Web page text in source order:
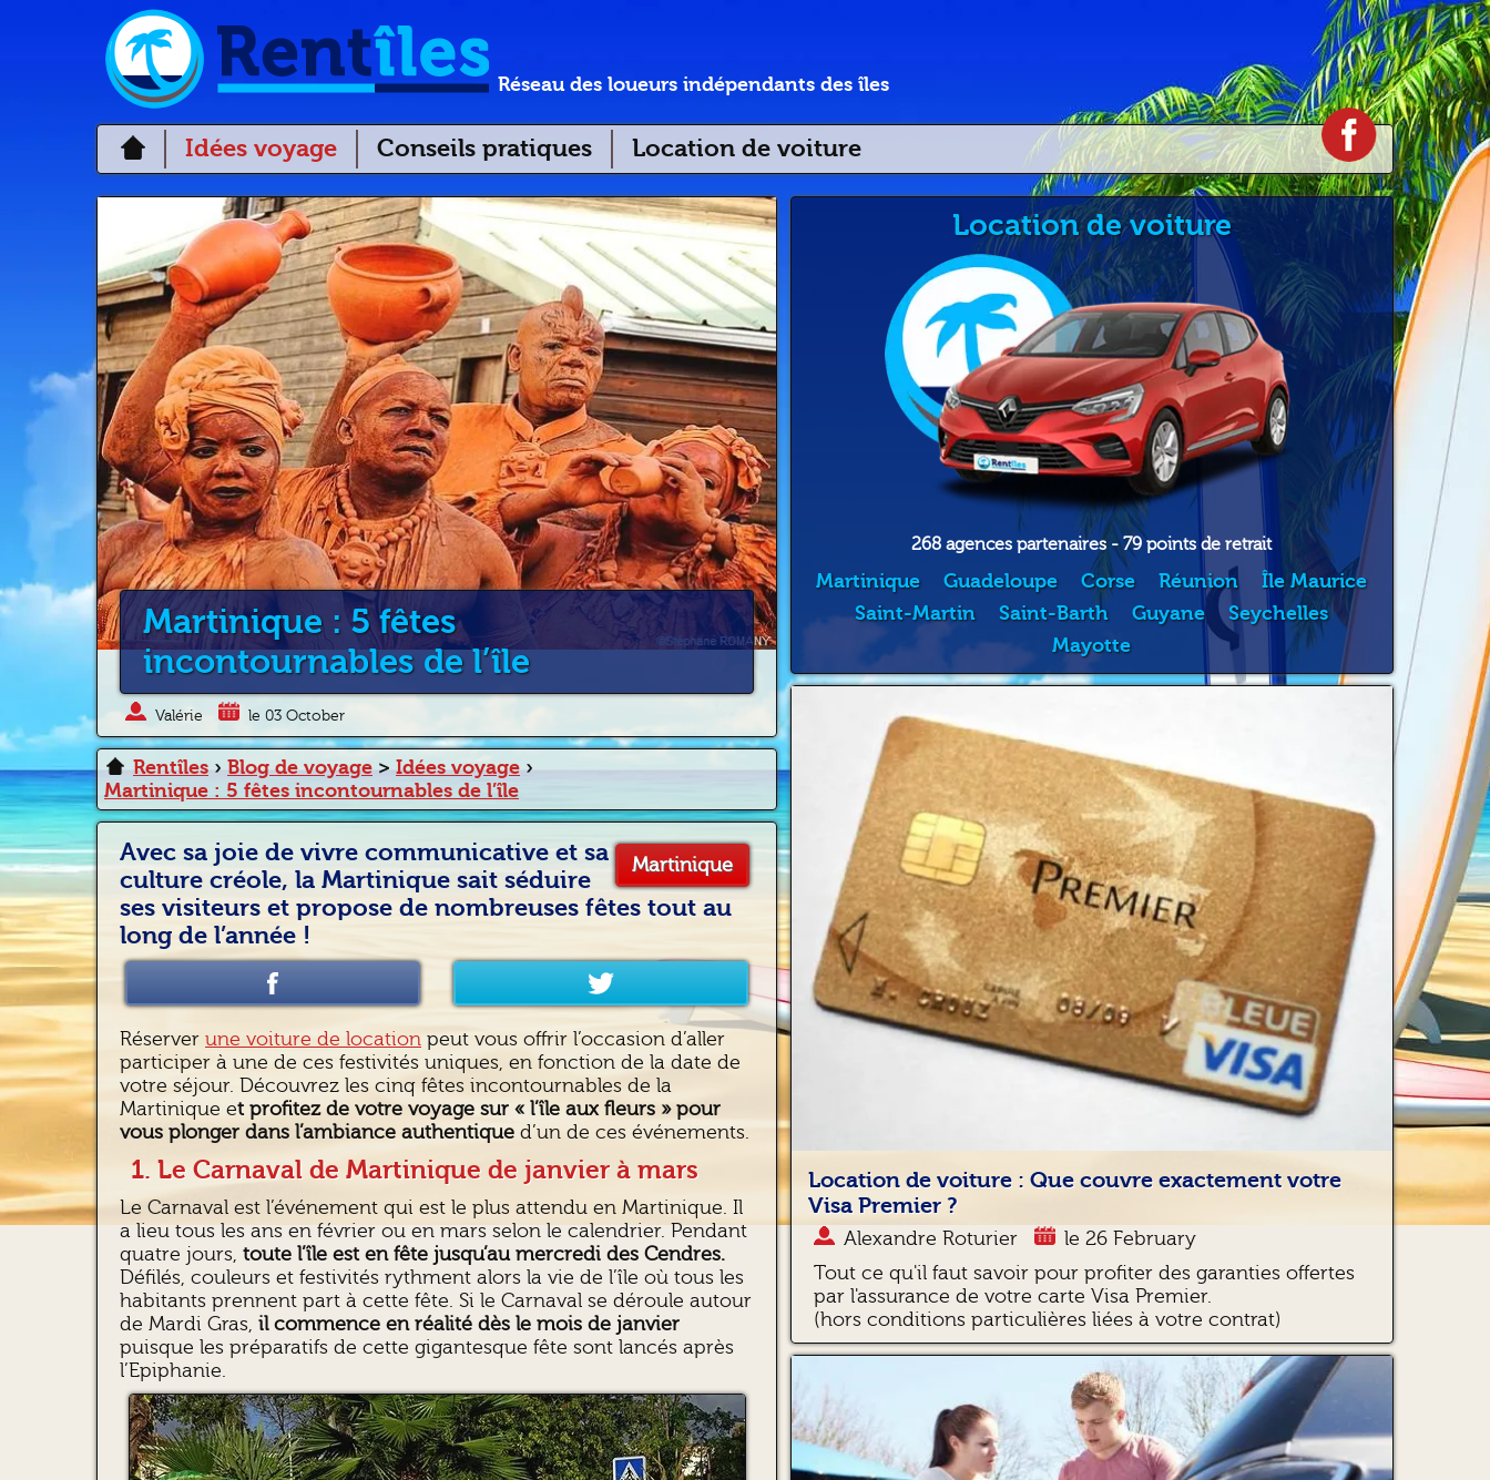
Réseau des loueurs indépendants des îles
Idées voyage Conseils pratiques Location de voiture
Martinique : 5 fêtes
incontournables de l’île
Valérie le 03 October
Rentîles › Blog de voyage> Idées voyage›
Martinique : 5 fêtes incontournables de l’île
Martinique
Avec sa joie de vivre communicative et sa
culture créole, la Martinique sait séduire
ses visiteurs et propose de nombreuses fêtes tout au
long de l’année !
Réserver une voiture de location peut vous offrir l’occasion d’aller
participer à une de ces festivités uniques, en fonction de la date de
votre séjour. Découvrez les cinq fêtes incontournables de la
Martinique et profitez de votre voyage sur « l’île aux fleurs » pour
vous plonger dans l’ambiance authentique d’un de ces événements.
1. Le Carnaval de Martinique de janvier à mars
Le Carnaval est l’événement qui est le plus attendu en Martinique. Il
a lieu tous les ans en février ou en mars selon le calendrier. Pendant
quatre jours, toute l’île est en fête jusqu’au mercredi des Cendres.
Défilés, couleurs et festivités rythment alors la vie de l’île où tous les
habitants prennent part à cette fête. Si le Carnaval se déroule autour
de Mardi Gras, il commence en réalité dès le mois de janvier
puisque les préparatifs de cette gigantesque fête sont lancés après
l’Epiphanie.
Location de voiture
268 agences partenaires - 79 points de retrait
Martinique Guadeloupe Corse Réunion
Île Maurice
Saint-Martin
Saint-Barth Guyane
Seychelles
Mayotte
Location de voiture : Que couvre exactement votre
Visa Premier ?
Alexandre Roturier
le 26 February
Tout ce qu'il faut savoir pour profiter des garanties offertes
par l'assurance de votre carte Visa Premier.
(hors conditions particulières liées à votre contrat)